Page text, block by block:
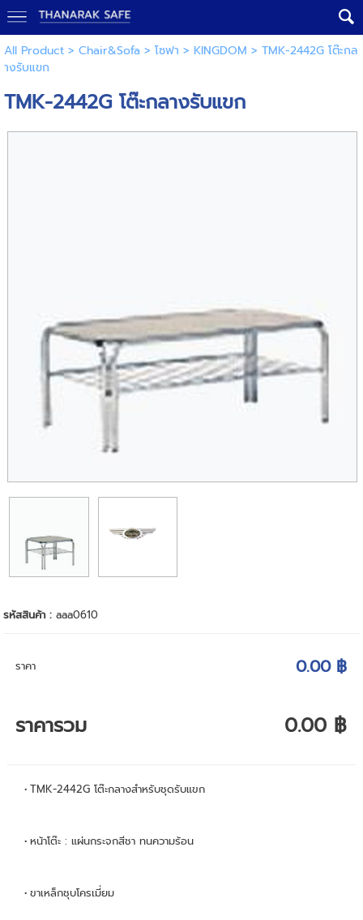
All Product> Chair&Sofa > โซฟา > KINGDOM > TMK-2442G โต๊ะกล
างรับแขก
TMK-2442G โต๊ะกลางรับแขก
รหัสสินค้า :aaa0610
ราคา 0.00 ฿
ราคารวม 0.00 ฿
TMK-2442G โต๊ะกลางสำหรับชุดรับแขก
หน้าโต๊ะ : แผ่นกระจกสีชา ทนความร้อน
ขาเหล็กชุบโครเมี่ยม